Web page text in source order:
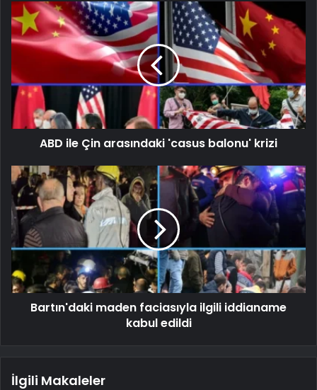
ABD ile Çin arasındaki 'casus balonu' krizi
Bartın'daki maden faciasıyla ilgili iddianame
kabul edildi
İlgili Makaleler